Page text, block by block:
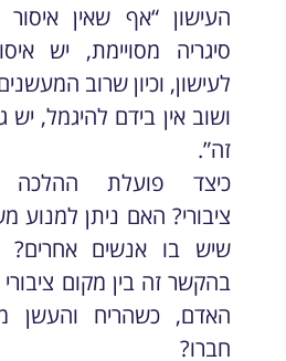
העישון “אף שאין איסור
סיגריה מסויימת, יש
לעישון, וכיון שרוב
ושוב אין בידם להיגמל,
זה”.
כיצד פועלת ההלכה
ציבורי? האם ניתן למנוע
שיש בו אנשים
בהקשר זה בין מקום
האדם, כשהריח והעשן
חברו?